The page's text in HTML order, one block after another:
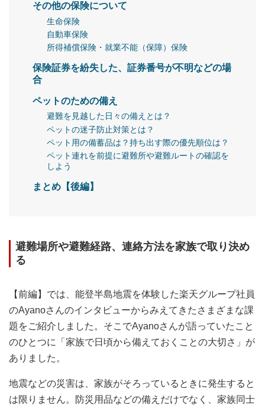
その他の保険について
生命保険
自動車保険
所得補償保険・就業不能（保障）保険
保険証券を紛失した、証券番号が不明などの場
合
ペットのための備え
避難を見越した日々の備えとは？
ペットの迷子防止対策とは？
ペット用の備蓄品は？持ち出す際の優先順位は？
ペット連れを前提に避難所や避難ルートの確認を
しよう
まとめ【後編】
避難場所や避難経路、連絡方法を家族で取り決め
る
【前編】では、能登半島地震を体験した楽天グループ社員
のAyanoさんのインタビューからみえてきたさまざまな課
題をご紹介しました。そこでAyanoさんが語っていたこと
のひとつに「家族で日頃から備えておくことの大切さ」が
ありました。
地震などの災害は、家族がそろっているときに発生すると
は限りません。防災用品などの備えだけでなく、家族同士